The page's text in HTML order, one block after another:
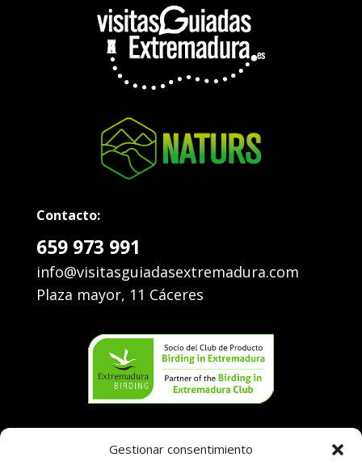
Gestionar consentimiento
Contacto:
659 973 991
info@visitasguiadasextremadura.com
Plaza mayor, 11 Cáceres
Política de cookies